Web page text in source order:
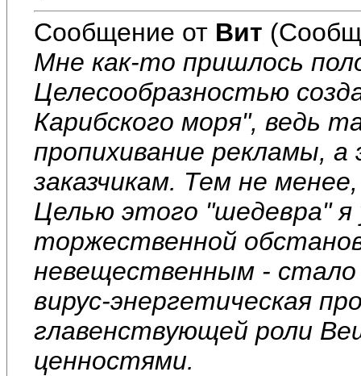
Сообщение от Вит
Мне как-то пришлось
Целесообразностью
Карибского моря", ведь
пропихивание рекламы,
заказчикам. Тем не
Целью этого "шедевра"
торжественной
невещественным -
вирус-энергетическая
главенствующей роли
ценностями.